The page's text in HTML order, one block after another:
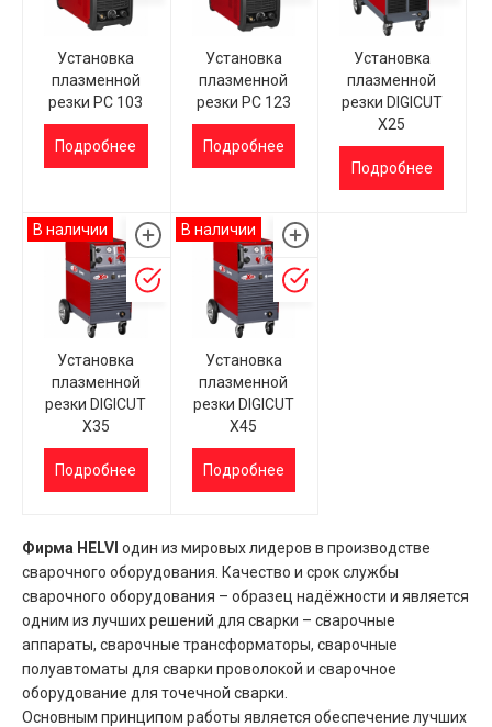
Установка
плазменной
резки PC 103
Подробнее
Установка
плазменной
резки PC 123
Подробнее
Установка
плазменной
резки DIGICUT
X25
Подробнее
В наличии
Установка
плазменной
резки DIGICUT
X35
Подробнее
В наличии
Установка
плазменной
резки DIGICUT
X45
Подробнее
Фирма HELVI один из мировых лидеров в производстве
сварочного оборудования. Качество и срок службы
сварочного оборудования – образец надёжности и является
одним из лучших решений для сварки – сварочные
аппараты, сварочные трансформаторы, сварочные
полуавтоматы для сварки проволокой и сварочное
оборудование для точечной сварки.
Основным принципом работы является обеспечение лучших